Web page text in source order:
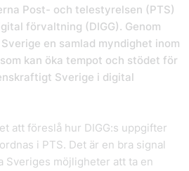
Post- och telestyrelsen (PTS)
förvaltning (DIGG). Genom
en samlad myndighet inom
kan öka tempot och stödet för
Sverige i digital
att föreslå hur DIGG:s uppgifter
i PTS. Det är en bra signal
Sveriges möjligheter att ta en